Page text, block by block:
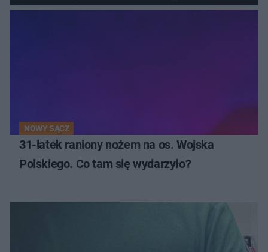
zamyka sprawę
NOWY SĄCZ
31-latek raniony nożem na os. Wojska
Polskiego. Co tam się wydarzyło?